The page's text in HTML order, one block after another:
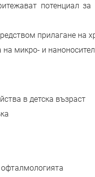
потенциал
прилагане на
микро- и
в детска възраст